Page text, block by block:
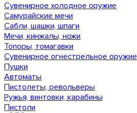
Сувенирное холодное оружие
Самурайские мечи
Сабли, шашки, шпаги
Мечи, кинжалы, ножи
Топоры, томагавки
Сувенирное огнестрельное оружие
Пушки
Автоматы
Пистолеты, револьверы
Ружья, винтовки, карабины
Пистоли